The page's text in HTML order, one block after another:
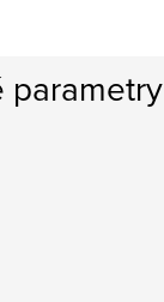
parametry